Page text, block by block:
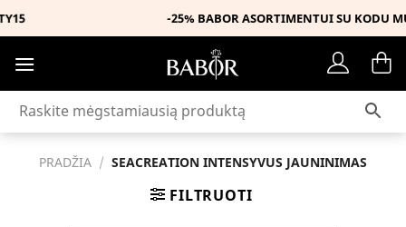
Skip
to
content
-25% BABOR ASORTIMENTUI SU KODU MUSTHAVE
PRADŽIA / SEACREATION INTENSYVUS JAUNINIMAS
FILTRUOTI